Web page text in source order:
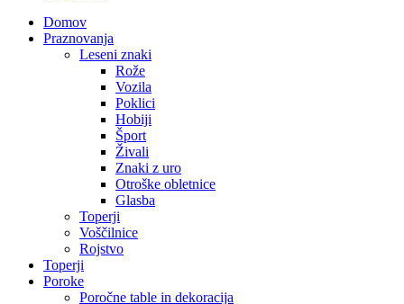
Domov
Praznovanja
Leseni znaki
Rože
Vozila
Poklici
Hobiji
Šport
Živali
Znaki z uro
Otroške obletnice
Glasba
Toperji
Voščilnice
Rojstvo
Toperji
Poroke
Poročne table in dekoracija